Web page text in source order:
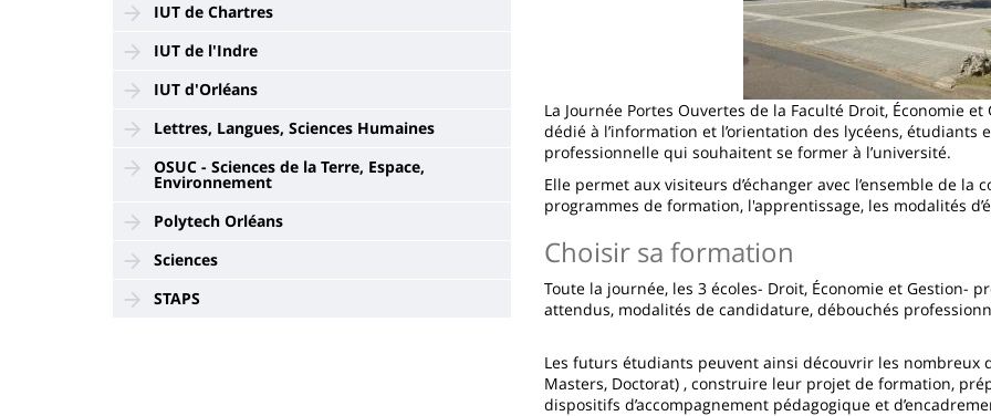
IUT de Chartres
IUT de l'Indre
IUT d'Orléans
Lettres, Langues, Sciences Humaines
OSUC - Sciences de la Terre, Espace,
Environnement
Polytech Orléans
Sciences
STAPS
La Journée Portes Ouvertes de la Faculté Droit, Économie
dédié à l’information et l’orientation des lycéens,
professionnelle qui souhaitent se former à l’université.
Elle permet aux visiteurs d’échanger avec l’ensemble de
programmes de formation, l'apprentissage, les modalités
Choisir sa formation
Toute la journée, les 3 écoles- Droit, Économie et Gestion-
attendus, modalités de candidature, débouchés
Les futurs étudiants peuvent ainsi découvrir les nombreux
Masters, Doctorat) , construire leur projet de formation,
dispositifs d’accompagnement pédagogique et